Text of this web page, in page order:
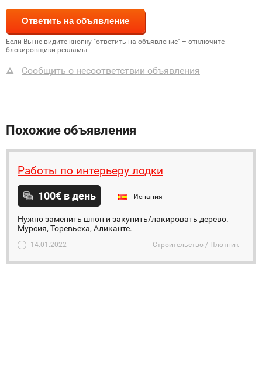
Если Вы не видите кнопку "ответить на объявление" – отключите
блокировщики рекламы
Сообщить о несоответствии объявления
Похожие объявления
Работы по интерьеру лодки
100€ в день Испания
Нужно заменить шпон и закупить/лакировать дерево.
Мурсия, Торевьеха, Аликанте.
14.01.2022 Строительство / Плотник